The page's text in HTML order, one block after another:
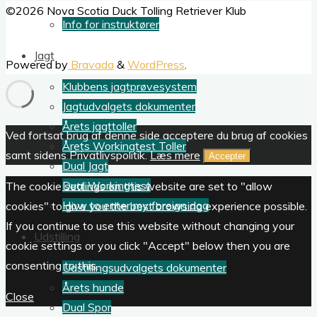
Info for instruktører
Jagt
Klubbens jagtprøvesystem
Jagtudvalgets dokumenter
Årets jagttoller
Årets Workingtest Toller
Dual Jagt
Dual Workingtest
How to enter my foreign dog
Udstilling
Udstillingsudvalgets dokumenter
Årets hunde
Dual Spor
Back
©2026 Nova Scotia Duck Tolling Retriever Klub
Powered by Bravada & WordPress
Ved fortsat brug af denne side acceptere du brug af cookies
samt sidens Privatlivspolitik.Læs mere Accepter
The cookie settings on this website are set to "allow
cookies" to give you the best browsing experience possible.
If you continue to use this website without changing your
cookie settings or you click "Accept" below then you are
consenting to this.
Close